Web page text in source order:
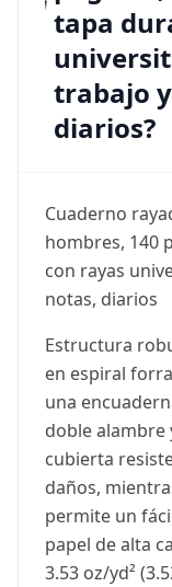
tapa
trabajo
diarios?
Cuaderno
hombres, 140
con rayas
notas, diarios
Estructura
en espiral
una
doble alambre
cubierta
daños,
permite un
papel de alta
3.53 oz/yd²